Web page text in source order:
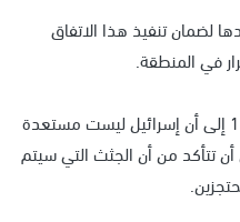
لضمان تنفيذ هذا الاتفاق
في المنطقة.
وفي سياق متصل، أشار تقرير القناة 12 إلى أن إسرائيل ليست مستعدة
تتأكد من أن الجثث التي سيتم